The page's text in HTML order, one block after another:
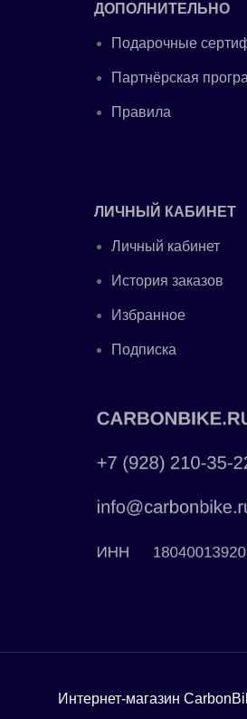
ДОПОЛНИТЕЛЬНО
Подарочные
Партнёрская
Правила
ЛИЧНЫЙ КАБИНЕТ
Личный кабинет
История заказов
Избранное
Подписка
Интернет-магазин